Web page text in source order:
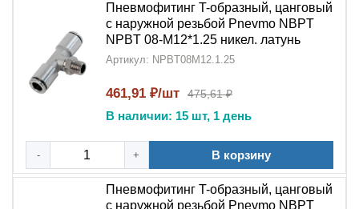
Пневмофитинг T-образный, цанговый
с наружной резьбой Pnevmo NBPT
NPBT 08-M12*1.25 никел. латунь
Артикул: NPBT08M12.1.25
461,91 ₽/шт 475,61 ₽
В наличии: 15 шт, 1 день
- + В корзину
Пневмофитинг T-образный, цанговый
с наружной резьбой Pnevmo NBPT